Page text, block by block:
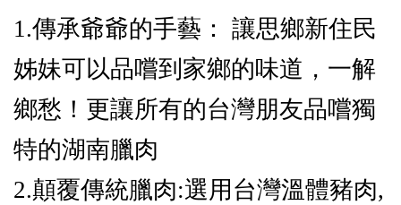
1.傳承爺爺的手藝： 讓思鄉新住民
姊妹可以品嚐到家鄉的味道，一解
鄉愁！更讓所有的台灣朋友品嚐獨
特的湖南臘肉
2.顛覆傳統臘肉:選用台灣溫體豬肉,